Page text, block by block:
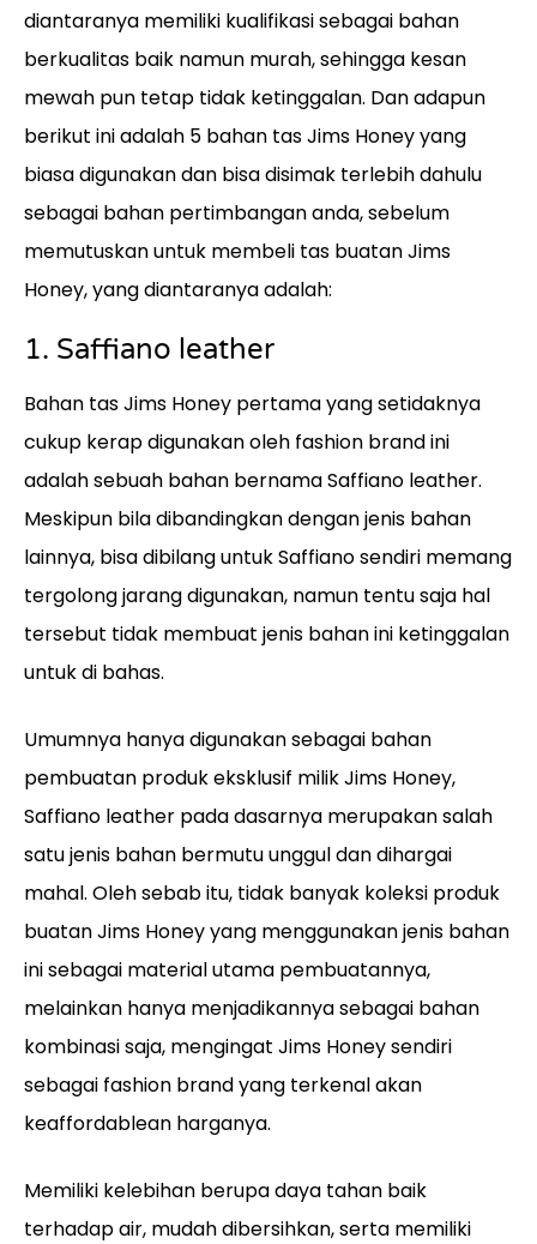
diantaranya memiliki kualifikasi sebagai bahan
berkualitas baik namun murah, sehingga kesan
mewah pun tetap tidak ketinggalan. Dan adapun
berikut ini adalah 5 bahan tas Jims Honey yang
biasa digunakan dan bisa disimak terlebih dahulu
sebagai bahan pertimbangan anda, sebelum
memutuskan untuk membeli tas buatan Jims
Honey, yang diantaranya adalah:
1. Saffiano leather
Bahan tas Jims Honey pertama yang setidaknya
cukup kerap digunakan oleh fashion brand ini
adalah sebuah bahan bernama Saffiano leather.
Meskipun bila dibandingkan dengan jenis bahan
lainnya, bisa dibilang untuk Saffiano sendiri memang
tergolong jarang digunakan, namun tentu saja hal
tersebut tidak membuat jenis bahan ini ketinggalan
untuk di bahas.
Umumnya hanya digunakan sebagai bahan
pembuatan produk eksklusif milik Jims Honey,
Saffiano leather pada dasarnya merupakan salah
satu jenis bahan bermutu unggul dan dihargai
mahal. Oleh sebab itu, tidak banyak koleksi produk
buatan Jims Honey yang menggunakan jenis bahan
ini sebagai material utama pembuatannya,
melainkan hanya menjadikannya sebagai bahan
kombinasi saja, mengingat Jims Honey sendiri
sebagai fashion brand yang terkenal akan
keaffordablean harganya.
Memiliki kelebihan berupa daya tahan baik
terhadap air, mudah dibersihkan, serta memiliki